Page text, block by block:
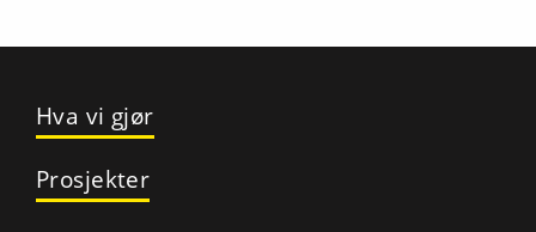
Hva vi gjør
Prosjekter